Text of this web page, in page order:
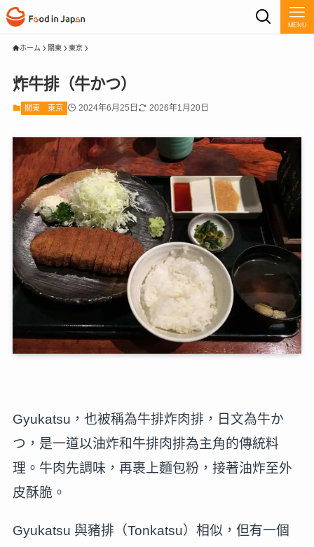
MENU
ホーム 關東 東京
炸牛排（牛かつ）
關東 東京 2024年6月25日 2026年1月20日
Gyukatsu，也被稱為牛排炸肉排，日文為牛か
つ，是一道以油炸和牛排肉排為主角的傳統料
理。牛肉先調味，再裹上麵包粉，接著油炸至外
皮酥脆。
Gyukatsu 與豬排（Tonkatsu）相似，但有一個